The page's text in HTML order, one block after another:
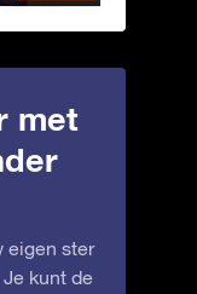
met
eigen ster
kunt de